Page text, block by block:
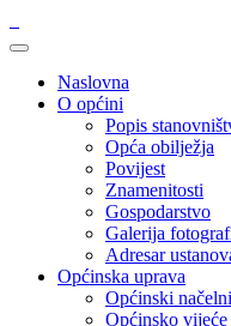
Naslovna
O općini
Popis
Opća obilježja
Povijest
Znamenitosti
Gospodarstvo
Galerija
Adresar
Općinska uprava
Općinski
Općinsko vijeće